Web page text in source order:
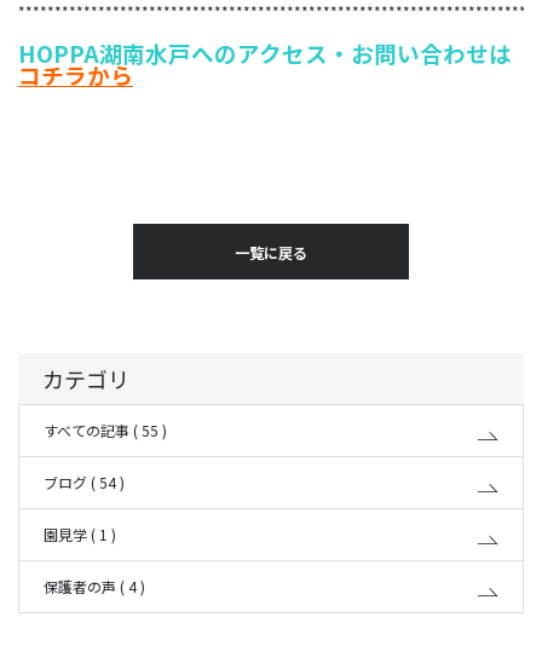
HOPPA湖南水戸へのアクセス・お問い合わせは
コチラから
一覧に戻る
カテゴリ
すべての記事 ( 55 )
ブログ ( 54 )
園見学 ( 1 )
保護者の声 ( 4 )